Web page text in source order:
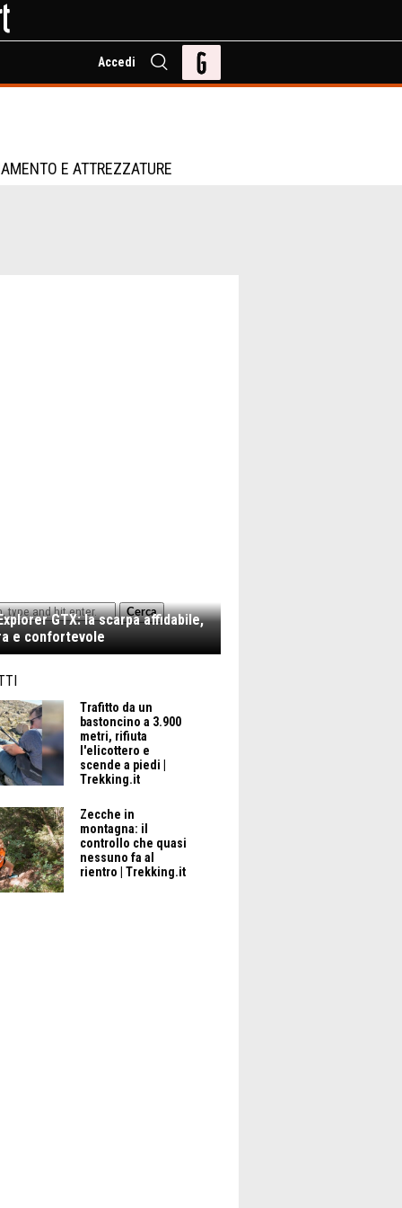
Accedi
E ATTREZZATURE
SASSO
Cerca
GTX: la scarpa affidabile,
e confortevole
Trafitto da un
bastoncino a 3.900
metri, rifiuta
l'elicottero e
scende a piedi |
Trekking.it
Zecche in
montagna: il
controllo che quasi
nessuno fa al
rientro | Trekking.it